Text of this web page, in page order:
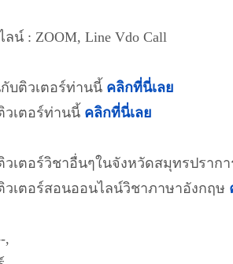
น์ : ZOOM, Line Vdo Call
บติวเตอร์ท่านนี้ คลิกที่นี่เลย
เตอร์ท่านนี้ คลิกที่นี่เลย
เตอร์วิชาอื่นๆในจังหวัดสมุทรปรากา
เตอร์สอนออนไลน์วิชาภาษาอังกฤษ
,